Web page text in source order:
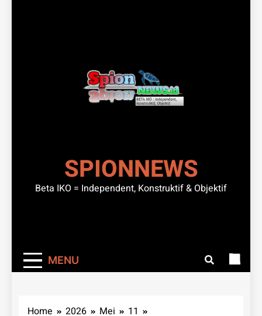
SPIONNEWS
Beta IKO = Independent, Konstruktif & Objektif
MENU
Home 2026 Mei
11